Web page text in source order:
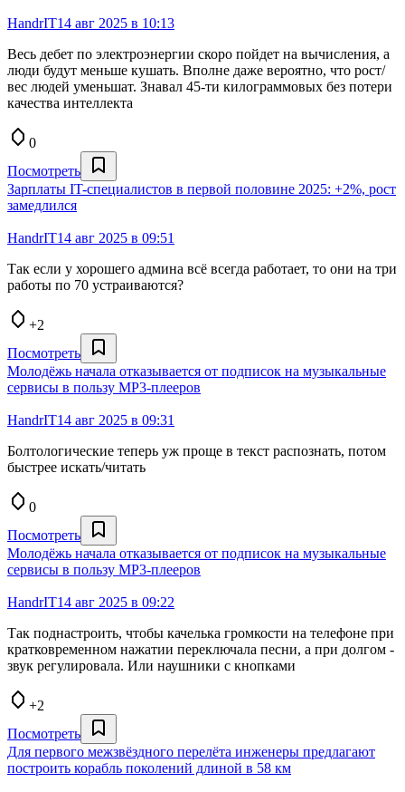
HandrIT14 авг 2025 в 10:13
Весь дебет по электроэнергии скоро пойдет на вычисления, а
люди будут меньше кушать. Вполне даже вероятно, что рост/
вес людей уменьшат. Знавал 45-ти килограммовых без потери
качества интеллекта
0
Посмотреть
Зарплаты IT-специалистов в первой половине 2025: +2%, рост
замедлился
HandrIT14 авг 2025 в 09:51
Так если у хорошего админа всё всегда работает, то они на три
работы по 70 устраиваются?
+2
Посмотреть
Молодёжь начала отказывается от подписок на музыкальные
сервисы в пользу MP3-плееров
HandrIT14 авг 2025 в 09:31
Болтологические теперь уж проще в текст распознать, потом
быстрее искать/читать
0
Посмотреть
Молодёжь начала отказывается от подписок на музыкальные
сервисы в пользу MP3-плееров
HandrIT14 авг 2025 в 09:22
Так поднастроить, чтобы качелька громкости на телефоне при
кратковременном нажатии переключала песни, а при долгом -
звук регулировала. Или наушники с кнопками
+2
Посмотреть
Для первого межзвёздного перелёта инженеры предлагают
построить корабль поколений длиной в 58 км